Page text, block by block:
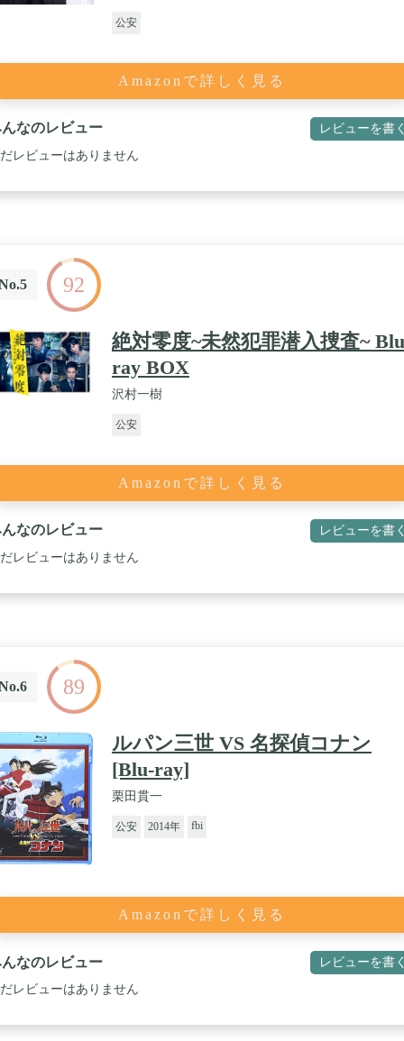
公安
Amazonで詳しく見る
なのレビュー レビューを書
レビューはありません
92
絶対零度~未然犯罪潜入捜査~
ray BOX
沢村一樹
公安
Amazonで詳しく見る
なのレビュー レビューを書
レビューはありません
89
ルパン三世 VS 名探偵コナン
[Blu-ray]
栗田貫一
公安 2014年 fbi
Amazonで詳しく見る
なのレビュー レビューを書
レビューはありません